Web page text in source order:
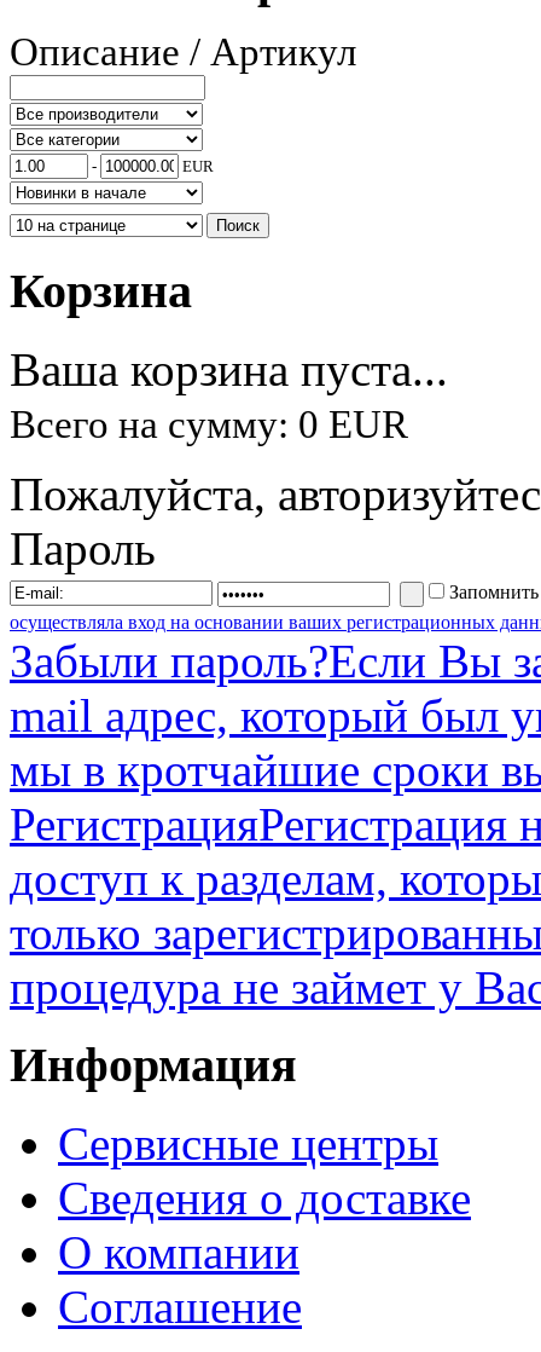
Описание / Артикул
- EUR
Корзина
Ваша корзина пуста...
Всего на сумму: 0 EUR
Пожалуйста,
Пароль
осуществляла вход на основании ваших регистрационных
Забыли пароль?Если Вы
mail адрес, который был
мы в кротчайшие сроки
РегистрацияРегистрация
доступ к разделам,
только
процедура не займет у
Информация
Сервисные центры
Сведения о доставке
О компании
Соглашение